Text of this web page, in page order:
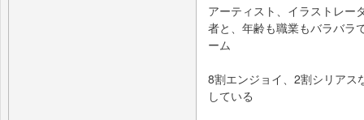
アーティスト、イラストレー
者と、年齢も職業もバラバラ
ーム
8割エンジョイ、2割シリアス
している